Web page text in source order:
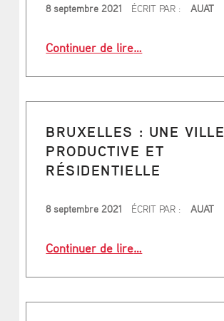
8 septembre 2021 ÉCRIT PAR : AUAT
Continuer de lire…
BRUXELLES : UNE VILLE
PRODUCTIVE ET
RÉSIDENTIELLE
8 septembre 2021 ÉCRIT PAR : AUAT
Continuer de lire…